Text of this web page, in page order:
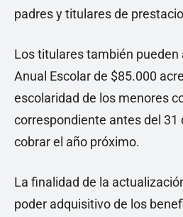
padres y titulares de
Los titulares también pueden
Anual Escolar de $85.000
escolaridad de los menores
correspondiente antes del 31
cobrar el año próximo.
La finalidad de la
poder adquisitivo de los